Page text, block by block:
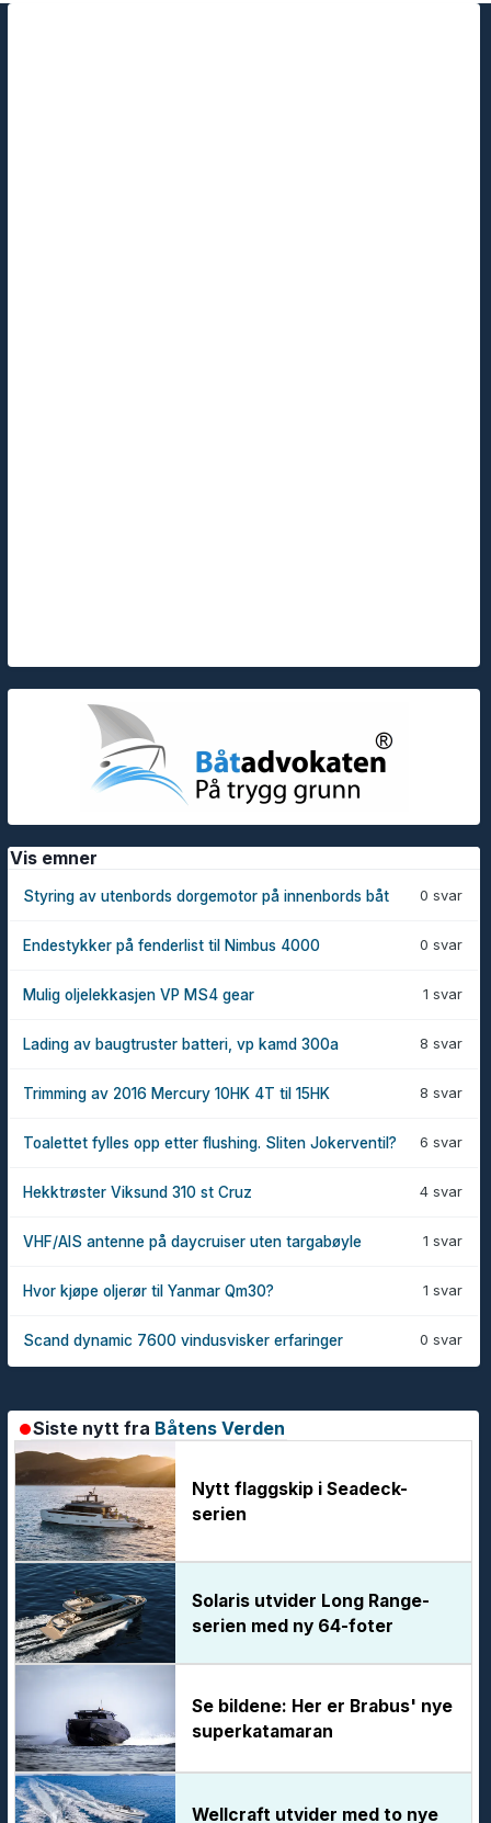
Vis emner
0 svar
Styring av utenbords dorgemotor på innenbords båt
0 svar
Endestykker på fenderlist til Nimbus 4000
1 svar
Mulig oljelekkasjen VP MS4 gear
8 svar
Lading av baugtruster batteri, vp kamd 300a
8 svar
Trimming av 2016 Mercury 10HK 4T til 15HK
6 svar
Toalettet fylles opp etter flushing. Sliten Jokerventil?
4 svar
Hekktrøster Viksund 310 st Cruz
1 svar
VHF/AIS antenne på daycruiser uten targabøyle
1 svar
Hvor kjøpe oljerør til Yanmar Qm30?
0 svar
Scand dynamic 7600 vindusvisker erfaringer
Siste nytt fra Båtens Verden
Nytt flaggskip i Seadeck-
serien
Solaris utvider Long Range-
serien med ny 64-foter
Se bildene: Her er Brabus' nye
superkatamaran
Wellcraft utvider med to nye